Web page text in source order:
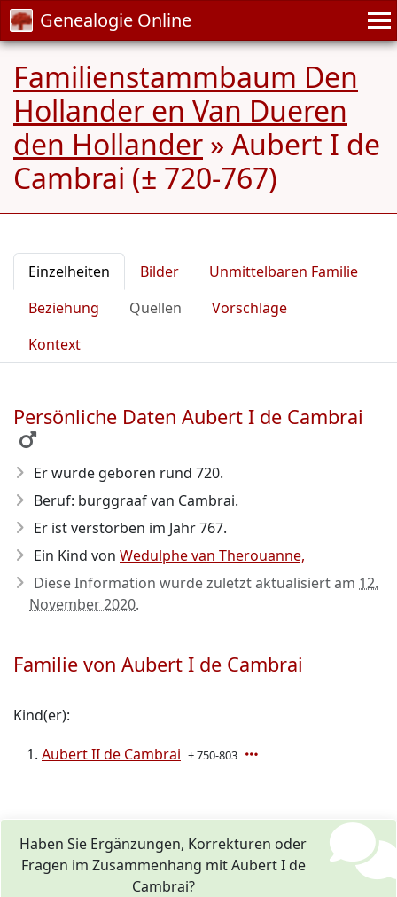
Genealogie Online
Familienstammbaum Den
Hollander en Van Dueren
den Hollander » Aubert I de
Cambrai (± 720-767)
Einzelheiten Bilder
Unmittelbaren Familie
Beziehung
Quellen
Vorschläge
Kontext
Persönliche Daten Aubert I de Cambrai
Er wurde geboren rund 720.
Beruf: burggraaf van Cambrai.
Er ist verstorben im Jahr 767.
Ein Kind von Wedulphe van Therouanne,
Diese Information wurde zuletzt aktualisiert am 12.
November 2020.
Familie von Aubert I de Cambrai
Kind(er):
Aubert II de Cambrai ± 750-803
Haben Sie Ergänzungen, Korrekturen oder
Fragen im Zusammenhang mit Aubert I de
Cambrai?